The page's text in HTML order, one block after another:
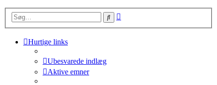
Søg
Hurtige links
Ubesvarede indlæg
Aktive emner